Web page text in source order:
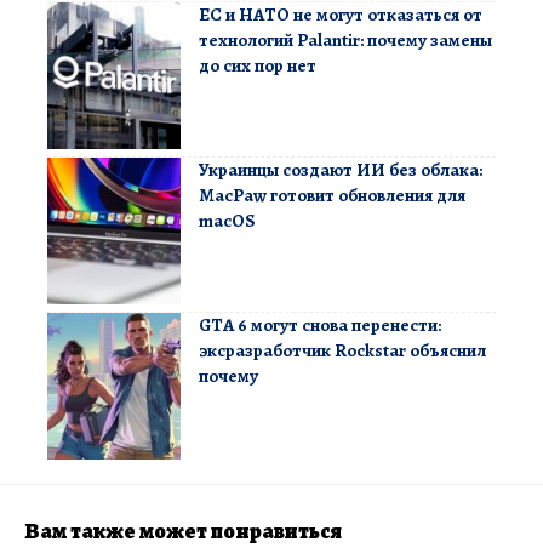
ЕС и НАТО не могут отказаться от
технологий Palantir: почему замены
до сих пор нет
Украинцы создают ИИ без облака:
MacPaw готовит обновления для
macOS
GTA 6 могут снова перенести:
эксразработчик Rockstar объяснил
почему
Вам также может понравиться